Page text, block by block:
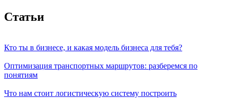
Статьи
Кто ты в бизнесе, и какая модель бизнеса для тебя?
Оптимизация транспортных маршрутов: разберемся по
понятиям
Что нам стоит логистическую систему построить